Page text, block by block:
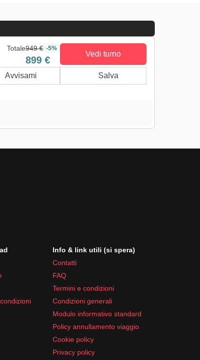
Totale949 € -5%
899 €
Vedi turno
Avvisami Salva
Info & link utili (si spera)
Contatti
FAQ
Termini e condizioni
Condizioni generali
Modulo informativo standard
Policy annullamento viaggio
Cookie policy
Privacy policy